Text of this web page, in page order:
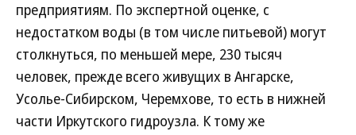
предприятиям. По экспертной оценке, с
недостатком воды (в том числе питьевой) могут
столкнуться, по меньшей мере, 230 тысяч
человек, прежде всего живущих в Ангарске,
Усолье-Сибирском, Черемхове, то есть в нижней
части Иркутского гидроузла. К тому же